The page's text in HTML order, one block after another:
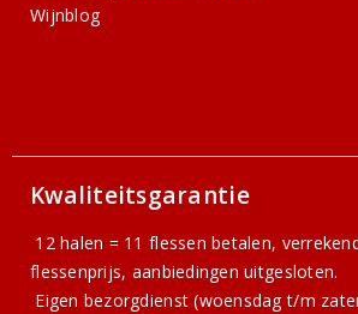
Wijnblog
Kwaliteitsgarantie
12 halen = 11 flessen betalen,
flessenprijs, aanbiedingen uitgesloten.
Eigen bezorgdienst (woensdag t/m